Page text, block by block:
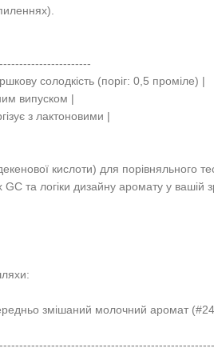
солодкість (поріг: 0,5 проміле) |
випуском |
з лактоновими |
кислоти) для порівняльного
та логіки дизайну аромату у вашій
змішаний молочний аромат